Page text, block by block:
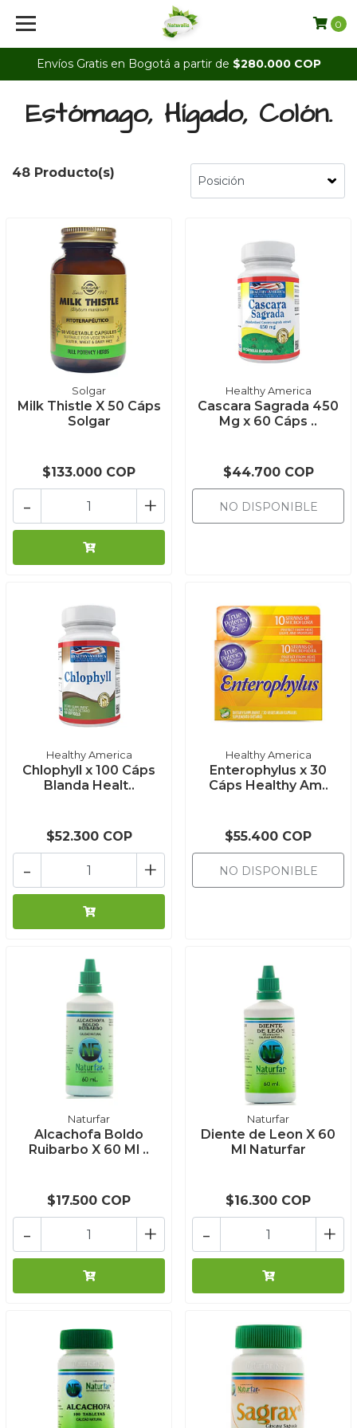
Envíos Gratis en Bogotá a partir de $280.000 COP
0
Estómago, Hígado, Colón.
48 Producto(s)
Solgar
Milk Thistle X 50 Cáps
Solgar
$133.000 COP
+
-
Healthy America
Cascara Sagrada 450
Mg x 60 Cáps ..
$44.700 COP
NO DISPONIBLE
Healthy America
Chlophyll x 100 Cáps
Blanda Healt..
$52.300 COP
+
-
Healthy America
Enterophylus x 30
Cáps Healthy Am..
$55.400 COP
NO DISPONIBLE
Naturfar
Alcachofa Boldo
Ruibarbo X 60 Ml ..
$17.500 COP
+
-
Naturfar
Diente de Leon X 60
Ml Naturfar
$16.300 COP
+
-